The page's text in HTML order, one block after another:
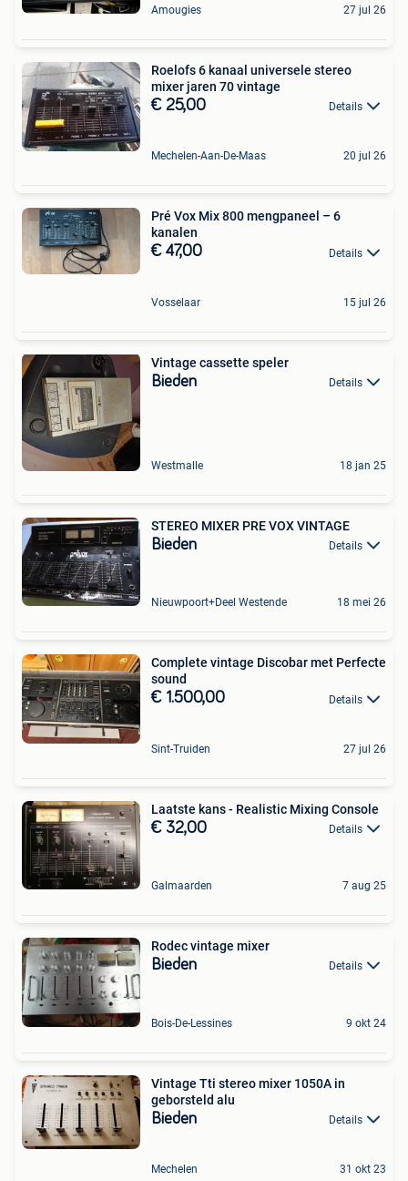
Amougies 27 jul 26
Roelofs 6 kanaal universele stereo
mixer jaren 70 vintage
€ 25,00 Details
Mechelen-Aan-De-Maas 20 jul 26
Pré Vox Mix 800 mengpaneel – 6
kanalen
€ 47,00 Details
Vosselaar 15 jul 26
Vintage cassette speler
Bieden Details
Westmalle 18 jan 25
STEREO MIXER PRE VOX VINTAGE
Bieden Details
Nieuwpoort+Deel Westende 18 mei 26
Complete vintage Discobar met Perfecte
sound
€ 1.500,00 Details
Sint-Truiden 27 jul 26
Laatste kans - Realistic Mixing Console
€ 32,00 Details
Galmaarden 7 aug 25
Rodec vintage mixer
Bieden Details
Bois-De-Lessines 9 okt 24
Vintage Tti stereo mixer 1050A in
geborsteld alu
Bieden Details
Mechelen 31 okt 23